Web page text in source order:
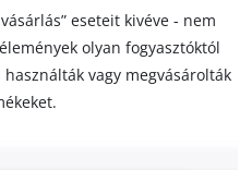
eseteit kivéve - nem
olyan fogyasztóktól
vagy megvásárolták